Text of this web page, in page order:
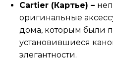
Cartier (Картье) –
оригинальные
дома, которым были
установившиеся
элегантности.